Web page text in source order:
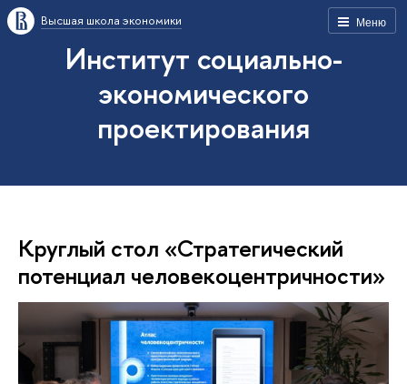
Меню
Высшая школа экономики
Институт социально-
экономического
проектирования
Круглый стол «Стратегический
потенциал человекоцентричности»